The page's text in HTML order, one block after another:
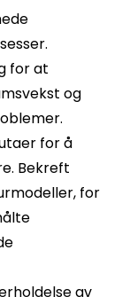
for at
og
for å
Bekreft
for
av